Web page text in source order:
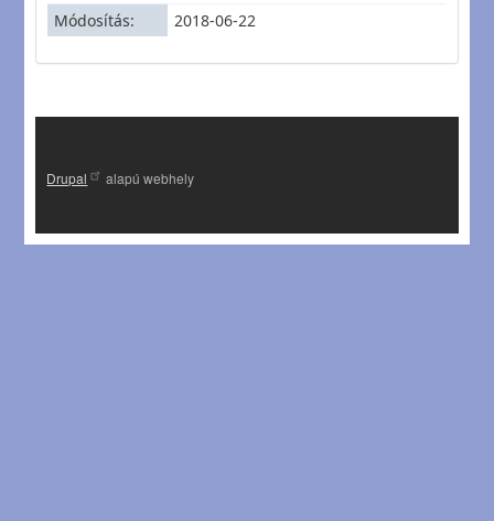
Módosítás 2018-06-22
Drupal alapú webhely